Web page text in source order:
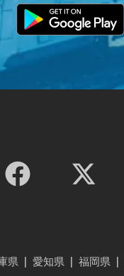
県 愛知県 福岡県